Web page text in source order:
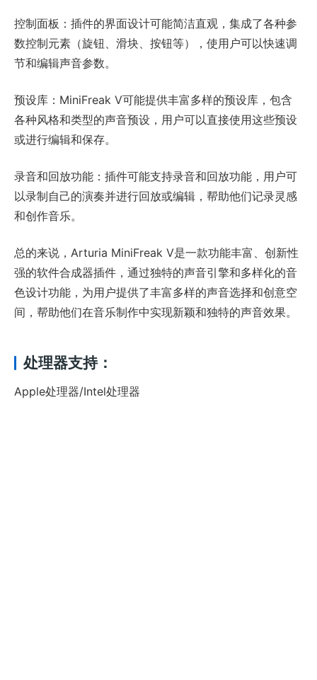
控制面板：插件的界面设计可能简洁直观，集成了各种参
数控制元素（旋钮、滑块、按钮等），使用户可以快速调
节和编辑声音参数。
预设库：MiniFreak V可能提供丰富多样的预设库，包含
各种风格和类型的声音预设，用户可以直接使用这些预设
或进行编辑和保存。
录音和回放功能：插件可能支持录音和回放功能，用户可
以录制自己的演奏并进行回放或编辑，帮助他们记录灵感
和创作音乐。
总的来说，Arturia MiniFreak V是一款功能丰富、创新性
强的软件合成器插件，通过独特的声音引擎和多样化的音
色设计功能，为用户提供了丰富多样的声音选择和创意空
间，帮助他们在音乐制作中实现新颖和独特的声音效果。
处理器支持：
Apple处理器/Intel处理器